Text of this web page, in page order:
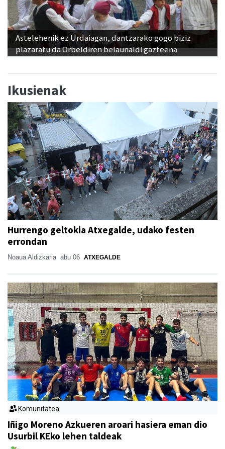
Astelehenik ez Urdaiagan, dantzarako gogo biziz
plazaratu da Orbeldiren belaunaldi gazteena
Ikusienak
Hurrengo geltokia Atxegalde, udako festen
errondan
Noaua Aldizkaria abu 06 ATXEGALDE
Komunitatea
Iñigo Moreno Azkueren aroari hasiera eman dio
Usurbil KEko lehen taldeak